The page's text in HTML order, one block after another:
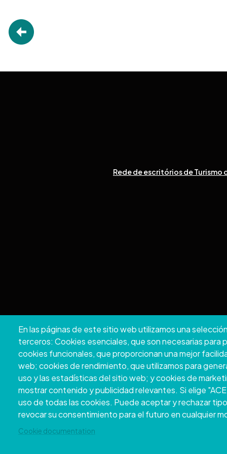
En las páginas de este sitio web utilizamos una
terceros: Cookies esenciales, que son necesarias para
cookies funcionales, que proporcionan una mejor
web; cookies de rendimiento, que utilizamos para
uso y las estadísticas del sitio web; y cookies de
mostrar contenido y publicidad relevantes. Si elige
uso de todas las cookies. Puede aceptar y rechazar
revocar su consentimiento para el futuro en cualquier
Cookie documentation
Rede de escritórios de Turismo
Copyright ©